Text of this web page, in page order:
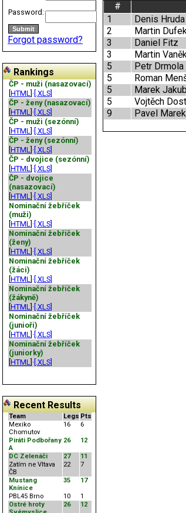
Password:
Forgot password?
Rankings
ČP - muži (nasazovací)
HTML ]· [.XLS]
ČP - ženy (nasazovací)
HTML ]· [.XLS]
ČP - muži (sezónní)
HTML ]· [.XLS]
ČP - ženy (sezónní)
HTML ]· [.XLS]
ČP - dvojice (sezónní)
HTML ]· [.XLS]
ČP - dvojice
(nasazovací)
HTML ]· [.XLS]
Nominační žebříček
(muži)
HTML ]· [.XLS]
Nominační žebříček
(ženy)
HTML ]· [.XLS]
Nominační žebříček
(žáci)
HTML ]· [.XLS]
Nominační žebříček
(žákyně)
HTML ]· [.XLS]
Nominační žebříček
(junioři)
HTML ]· [.XLS]
Nominační žebříček
(juniorky)
HTML ]· [.XLS]
Recent Results
Team Legs Pts
Mexiko
Chomutov
16 6
Piráti Podbořany
A
26 12
DC Zelenáči 27
11
Zatím ne Vltava
ČB
22 7
Mustang
Knínice
35 17
PBL45 Brno 10
1
Ostré hroty
26 12
#
1
Denis Hruda
2
Martin
3
Daniel Fitz
3
Martin
5
Petr Drmola
5
Roman
5
Marek
5
Vojtěch
9
Pavel Marek